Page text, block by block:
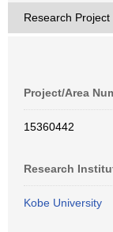
Research Project
Project/Area
15360442
Research
Kobe University